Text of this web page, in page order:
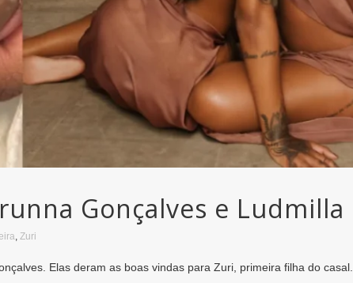
Gonçalves e Ludmilla
, Zuri
Elas deram as boas vindas para Zuri, primeira filha do casal.